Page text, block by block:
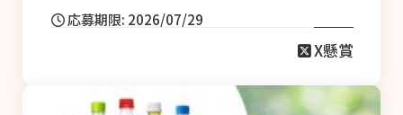
応募期限: 2026/07/29
X懸賞